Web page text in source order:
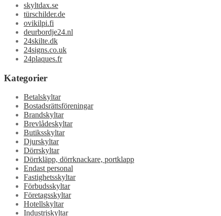
skyltdax.se
türschilder.de
ovikilpi.fi
deurbordje24.nl
24skilte.dk
24signs.co.uk
24plaques.fr
Kategorier
Betalskyltar
Bostadsrättsföreningar
Brandskyltar
Brevlådeskyltar
Butiksskyltar
Djurskyltar
Dörrskyltar
Dörrkläpp, dörrknackare, portklapp
Endast personal
Fastighetsskyltar
Förbudsskyltar
Företagsskyltar
Hotellskyltar
Industriskyltar